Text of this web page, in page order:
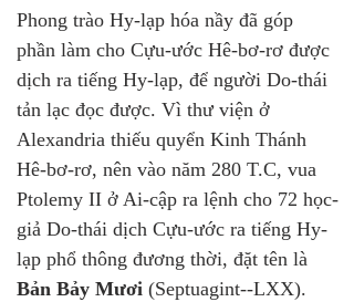
Phong trào Hy-lạp hóa nầy đã góp
phần làm cho Cựu-ước Hê-bơ-rơ được
dịch ra tiếng Hy-lạp, để người Do-thái
tản lạc đọc được. Vì thư viện ở
Alexandria thiếu quyển Kinh Thánh
Hê-bơ-rơ, nên vào năm 280 T.C, vua
Ptolemy II ở Ai-cập ra lệnh cho 72 học-
giả Do-thái dịch Cựu-ước ra tiếng Hy-
lạp phổ thông đương thời, đặt tên là
Bản Bảy Mươi (Septuagint--LXX).